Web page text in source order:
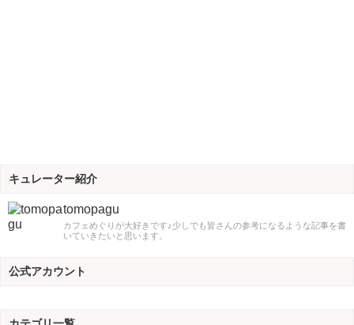
キュレーター紹介
tomopagu
カフェめぐりが大好きです♪少しでも皆さんの参考になるような記事を書
いていきたいと思います。
公式アカウント